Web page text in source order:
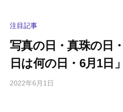
注目記事
写真の日・真珠の日
日は何の日・6月1日」
2022年6月1日